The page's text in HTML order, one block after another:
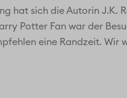
hat sich die Autorin
Potter Fan war der
eine Randzeit. Wir